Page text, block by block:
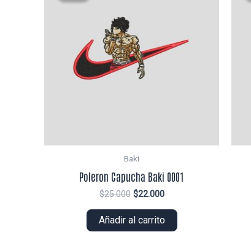
Baki
Poleron Capucha Baki 0001
$25.000 El
original
era:
$22.000El
actual
es:
Añadir al carrito